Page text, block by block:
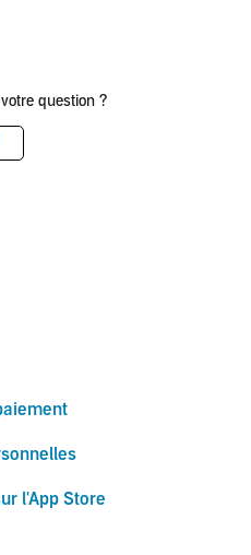
question ?
l'App Store